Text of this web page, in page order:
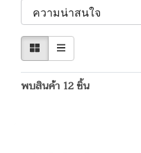
พบสินค้า 12 ชิ้น